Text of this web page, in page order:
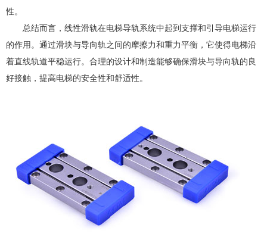
性。
总结而言，线性滑轨在电梯导轨系统中起到支撑和引导电梯运行
的作用。通过滑块与导向轨之间的摩擦力和重力平衡，它使得电梯沿
着直线轨道平稳运行。合理的设计和制造能够确保滑块与导向轨的良
好接触，提高电梯的安全性和舒适性。